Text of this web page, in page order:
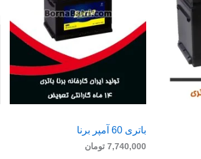
باتری 60 آمپر برنا
7,740,000 تومان